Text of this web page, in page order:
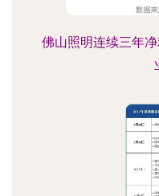
佛山照明连续三年